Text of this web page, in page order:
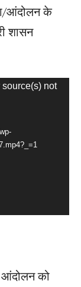
आंदोलन के
शासन
source(s) not
आंदोलन को